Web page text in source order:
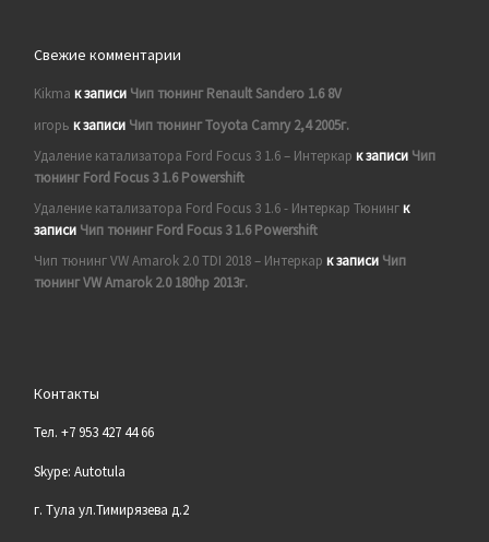
Свежие комментарии
Kikma к записи Чип тюнинг Renault Sandero 1.6 8V
игорь к записи Чип тюнинг Toyota Camry 2,4 2005г.
Удаление катализатора Ford Focus 3 1.6 – Интеркар к записи Чип
тюнинг Ford Focus 3 1.6 Powershift
Удаление катализатора Ford Focus 3 1.6 - Интеркар Тюнингк
записи Чип тюнинг Ford Focus 3 1.6 Powershift
Чип тюнинг VW Amarok 2.0 TDI 2018 – Интеркар к записи Чип
тюнинг VW Amarok 2.0 180hp 2013г.
Контакты
Тел. +7 953 427 44 66
Skype: Autotula
г. Тула ул.Тимирязева д.2